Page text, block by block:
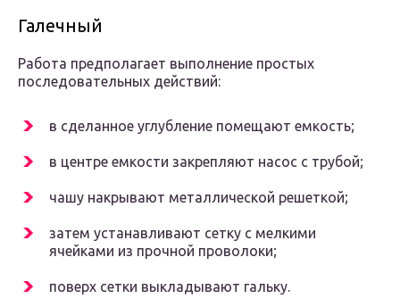
Галечный
Работа предполагает выполнение простых
последовательных действий:
в сделанное углубление помещают емкость;
в центре емкости закрепляют насос с трубой;
чашу накрывают металлической решеткой;
затем устанавливают сетку с мелкими
ячейками из прочной проволоки;
поверх сетки выкладывают гальку.